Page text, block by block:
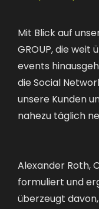
Mit Blick auf
GROUP, die weit
events
die Social
unsere Kunden
nahezu täglich
Alexander Roth,
formuliert und
überzeugt